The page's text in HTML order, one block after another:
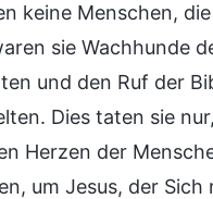
keine Menschen,
sie Wachhunde
und den Ruf der
Dies taten sie
Herzen der
um Jesus, der